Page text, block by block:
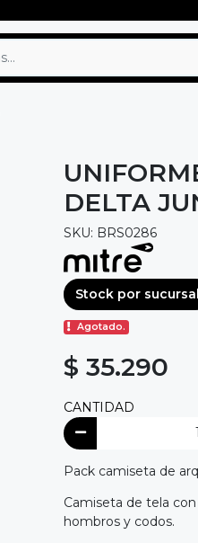
DELTA
SKU: BRS0286
Stock por sucursal
Agotado.
$ 35.290
CANTIDAD
Pack camiseta de
Camiseta de tela
hombros y codos.